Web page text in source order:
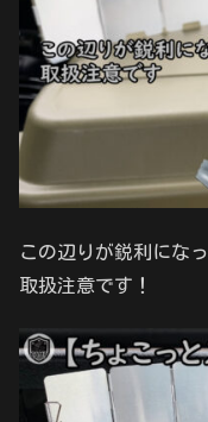
この辺りが鋭利にな
取扱注意です！